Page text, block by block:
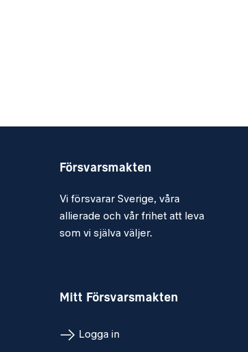
Försvarsmakten
Vi försvarar Sverige, våra
allierade och vår frihet att leva
som vi själva väljer.
Mitt Försvarsmakten
Logga in